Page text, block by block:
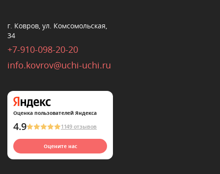
г. Ковров, ул. Комсомольская,
34
+7-910-098-20-20
info.kovrov@uchi-uchi.ru
Оценка пользователей Яндекса
4.9 1149 отзывов
Оцените нас